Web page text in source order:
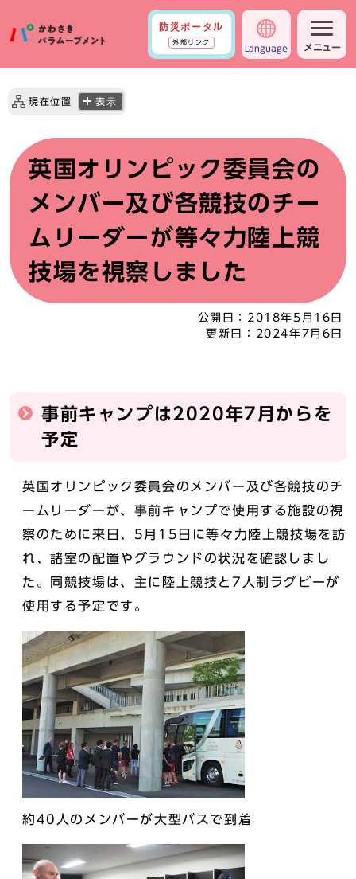
防災ポータル
外部リンク
Language メニュー
現在位置 表示
英国オリンピック委員会の
メンバー及び各競技のチー
ムリーダーが等々力陸上競
技場を視察しました
公開日： 2018年5月16日
更新日：
2024年7月6日
事前キャンプは2020年7月からを
予定
英国オリンピック委員会のメンバー及び各競技のチ
ームリーダーが、事前キャンプで使用する施設の視
察のために来日、5月15日に等々力陸上競技場を訪
れ、諸室の配置やグラウンドの状況を確認しまし
た。同競技場は、主に陸上競技と7人制ラグビーが
使用する予定です。
約40人のメンバーが大型バスで到着